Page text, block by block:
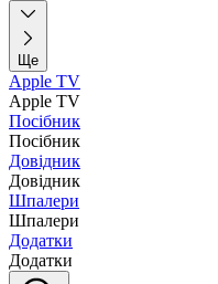
Ще
Apple TV
Apple TV
Посібник
Посібник
Довідник
Довідник
Шпалери
Шпалери
Додатки
Додатки